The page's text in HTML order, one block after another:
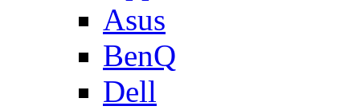
Asus
BenQ
Dell